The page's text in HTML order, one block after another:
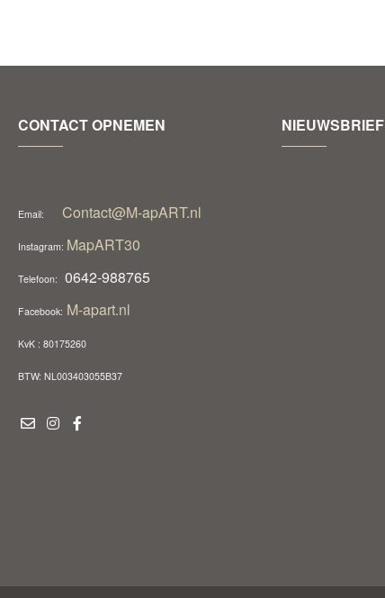
CONTACT OPNEMEN
Email: Contact@M-apART.nl
Instagram: MapART30
Telefoon: 0642-988765
Facebook: M-apart.nl
KvK : 80175260
BTW: NL003403055B37
NIEUWSBRIEF